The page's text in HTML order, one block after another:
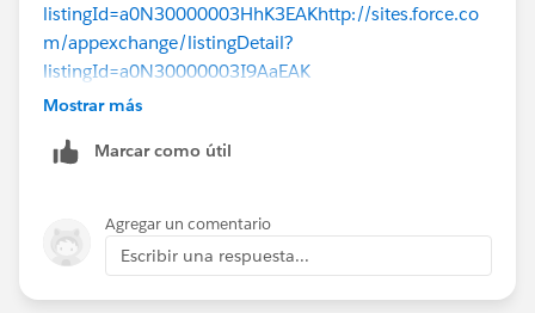
listingId=a0N30000003HhK3EAKhttp://sites.force.co
m/appexchange/listingDetail?
listingId=a0N30000003I9AaEAK
closed so harder to integrate too... but you can create
quite easily.
Mostrar más
Marcar como útil
Agregar un comentario
Escribir una respuesta...